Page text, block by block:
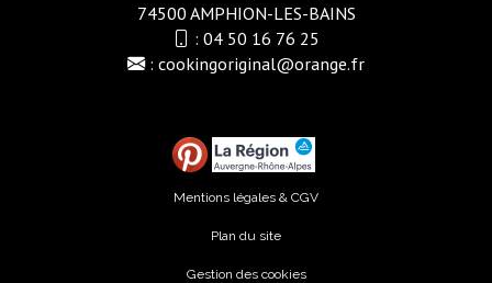
74500 AMPHION-LES-BAINS
: 04 50 16 76 25
: cookingoriginal@orange.fr
Mentions légales & CGV
Plan du site
Gestion des cookies